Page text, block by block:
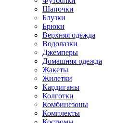
Шапочки
Блузки
Брюки
Верхняя одежда
Водолазки
Джемперы
Домашняя одежда
Жакеты
Жилетки
Кардиганы
Колготки
Комбинезоны
Комплекты